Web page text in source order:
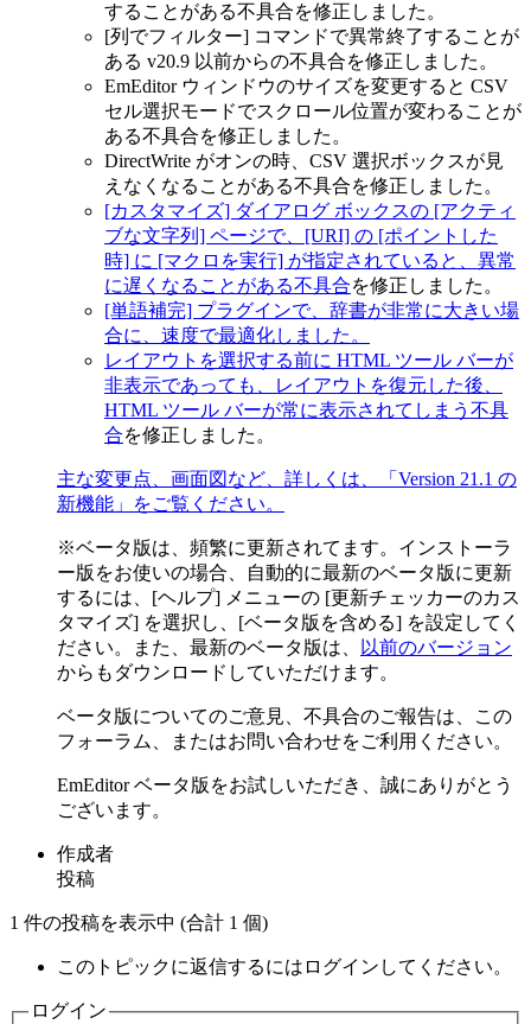
することがある不具合を修正しました。
[列でフィルター] コマンドで異常終了することが
ある v20.9 以前からの不具合を修正しました。
EmEditor ウィンドウのサイズを変更すると CSV
セル選択モードでスクロール位置が変わることが
ある不具合を修正しました。
DirectWrite がオンの時、CSV 選択ボックスが見
えなくなることがある不具合を修正しました。
[カスタマイズ] ダイアログ ボックスの [アクティ
ブな文字列] ページで、[URI] の [ポイントした
時] に [マクロを実行] が指定されていると、異常
に遅くなることがある不具合を修正しました。
[単語補完] プラグインで、辞書が非常に大きい場
合に、速度で最適化しました。
レイアウトを選択する前に HTML ツール バーが
非表示であっても、レイアウトを復元した後、
HTML ツール バーが常に表示されてしまう不具
合を修正しました。
主な変更点、画面図など、詳しくは、「Version 21.1 の
新機能」をご覧ください。
※ベータ版は、頻繁に更新されてます。インストーラ
ー版をお使いの場合、自動的に最新のベータ版に更新
するには、[ヘルプ] メニューの [更新チェッカーのカス
タマイズ] を選択し、[ベータ版を含める] を設定してく
ださい。また、最新のベータ版は、
以前のバージョン
からもダウンロードしていただけます。
ベータ版についてのご意見、不具合のご報告は、この
フォーラム、またはお問い合わせをご利用ください。
EmEditor ベータ版をお試しいただき、誠にありがとう
ございます。
作成者
投稿
1 件の投稿を表示中 (合計 1 個)
このトピックに返信するにはログインしてください。
ログイン